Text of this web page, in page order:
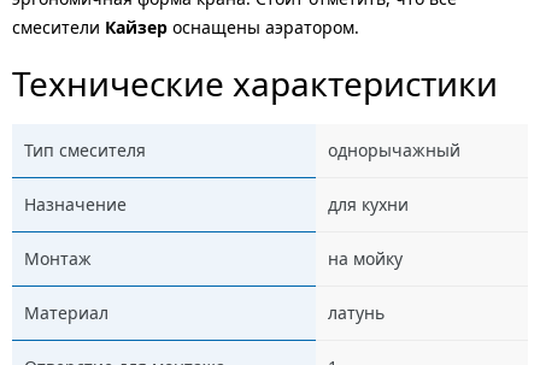
смесители Кайзер оснащены аэратором.
Технические характеристики
Тип смесителя однорычажный
Назначение для кухни
Монтаж на мойку
Материал латунь